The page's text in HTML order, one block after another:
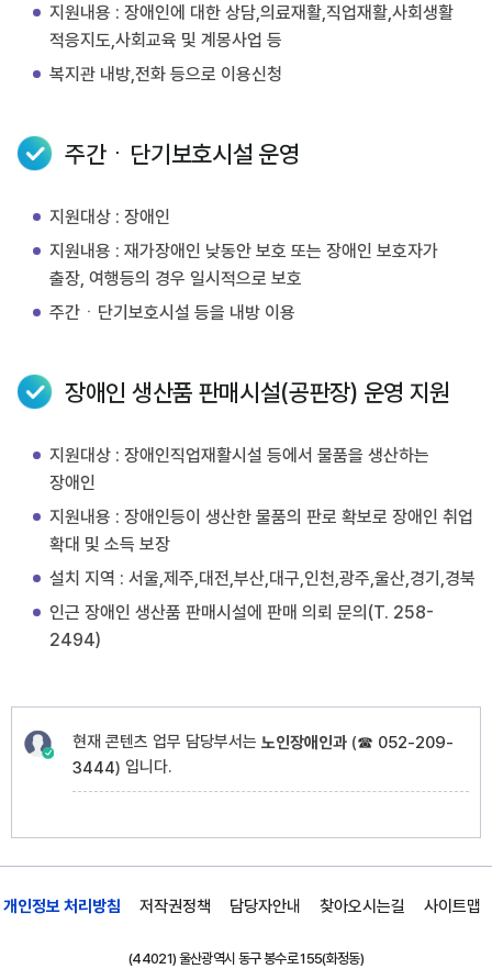
지원내용 : 장애인에 대한 상담,의료재활,직업재활,사회생활
적응지도,사회교육 및 계몽사업 등
복지관 내방,전화 등으로 이용신청
주간ㆍ단기보호시설 운영
지원대상 : 장애인
지원내용 : 재가장애인 낮동안 보호 또는 장애인 보호자가
출장, 여행등의 경우 일시적으로 보호
주간ㆍ단기보호시설 등을 내방 이용
장애인 생산품 판매시설(공판장) 운영 지원
지원대상 : 장애인직업재활시설 등에서 물품을 생산하는
장애인
지원내용 : 장애인등이 생산한 물품의 판로 확보로 장애인 취업
확대 및 소득 보장
설치 지역 : 서울,제주,대전,부산,대구,인천,광주,울산,경기,경북
인근 장애인 생산품 판매시설에 판매 의뢰 문의(T. 258-
2494)
현재 콘텐츠 업무 담당부서는 노인장애인과 (☎ 052-209-
3444) 입니다.
개인정보 처리방침 저작권정책 담당자안내 찾아오시는길 사이트맵
(44021) 울산광역시 동구 봉수로 155(화정동)